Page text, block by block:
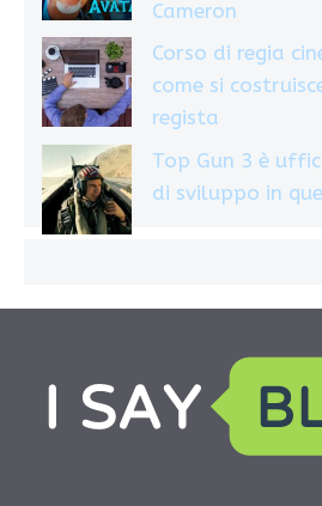
Cameron
Corso di regia
come si
regista
Top Gun 3 è
di sviluppo in